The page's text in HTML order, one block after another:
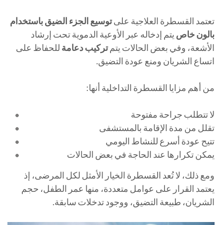
تعتمد القسطرة العلاجية علىتوسيع الجزء الضيق باستخدام
بالون خاص يتم إدخاله عبر الأوعية الدموية تحت إرشاد
الأشعة، وفي بعض الحالات يتم تركيب دعامة للحفاظ على
اتساع الشريان ومنع عودة التضيق.
من أهم مزايا القسطرة التداخلية أنها:
لا تتطلب جراحة مفتوحة
تقلل من مدة الإقامة بالمستشفى
تتيح عودة أسرع للنشاط اليومي
يمكن تكرارها عند الحاجة في بعض الحالات
ومع ذلك، لا تُعد القسطرة الخيار الأمثل لكل المرضى، إذ
يعتمد القرار على عوامل متعددة، منها عمر الطفل، حجم
الشريان، طبيعة التضيق، ووجود تدخلات سابقة.